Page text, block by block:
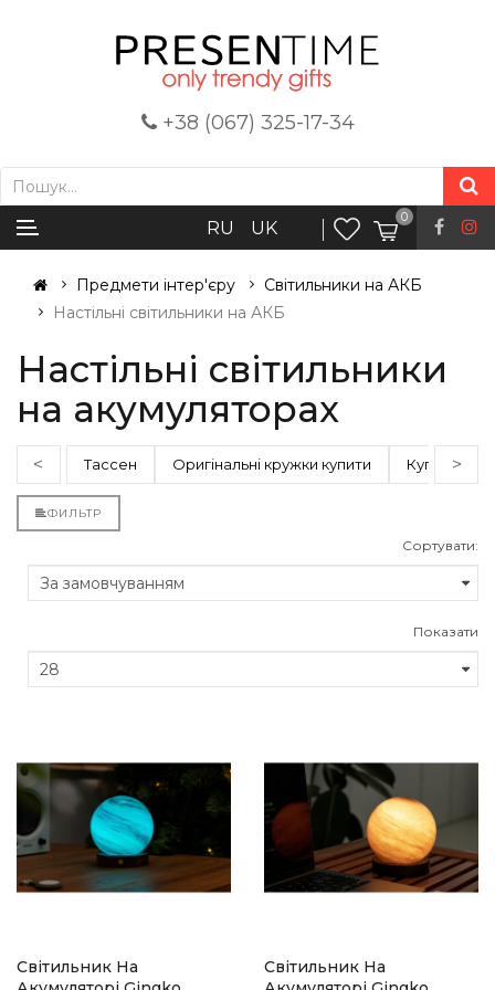
+38 (067) 325-17-34
RU UK
0
Предмети інтер'єру
Світильники на АКБ
Настільні світильники на АКБ
Настільні світильники
на акумуляторах
< Тассен Оригінальні кружки купити Купити>
ФИЛЬТР
Сортувати:
Показати
Світильник На
Світильник На